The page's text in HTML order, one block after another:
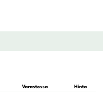
Varastossa Hinta